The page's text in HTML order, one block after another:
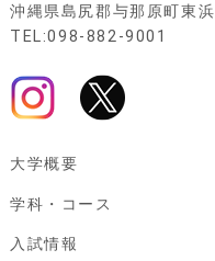
沖縄県島尻郡与那原町東浜
TEL:098-882-9001
大学概要
学科・コース
入試情報